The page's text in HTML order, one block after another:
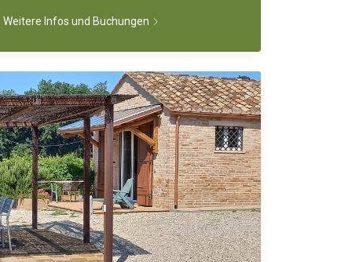
Weitere Infos und Buchungen